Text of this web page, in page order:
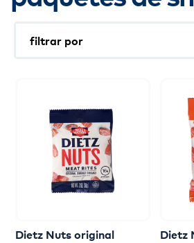
filtrar por
Palitos
Bocaditos
Orgánicas
Sin antibióticos
Keto
Dietz Nutsoriginal Dietz